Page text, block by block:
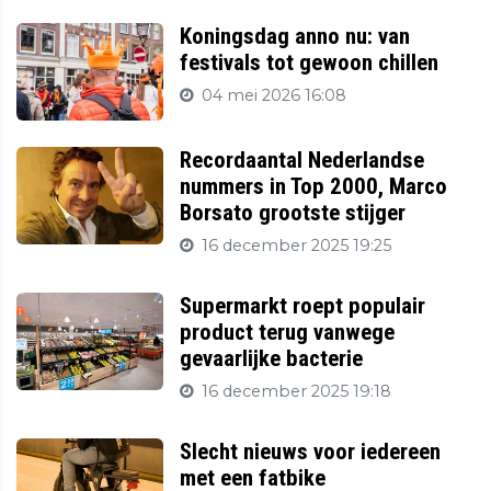
Koningsdag anno nu: van
festivals tot gewoon chillen
04 mei 2026 16:08
Recordaantal Nederlandse
nummers in Top 2000, Marco
Borsato grootste stijger
16 december 2025 19:25
Supermarkt roept populair
product terug vanwege
gevaarlijke bacterie
16 december 2025 19:18
Slecht nieuws voor iedereen
met een fatbike